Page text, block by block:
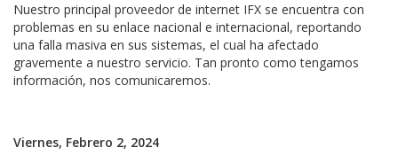
Nuestro principal proveedor de internet IFX se encuentra con
problemas en su enlace nacional e internacional, reportando
una falla masiva en sus sistemas, el cual ha afectado
gravemente a nuestro servicio. Tan pronto como tengamos
información, nos comunicaremos.
Viernes, Febrero 2, 2024